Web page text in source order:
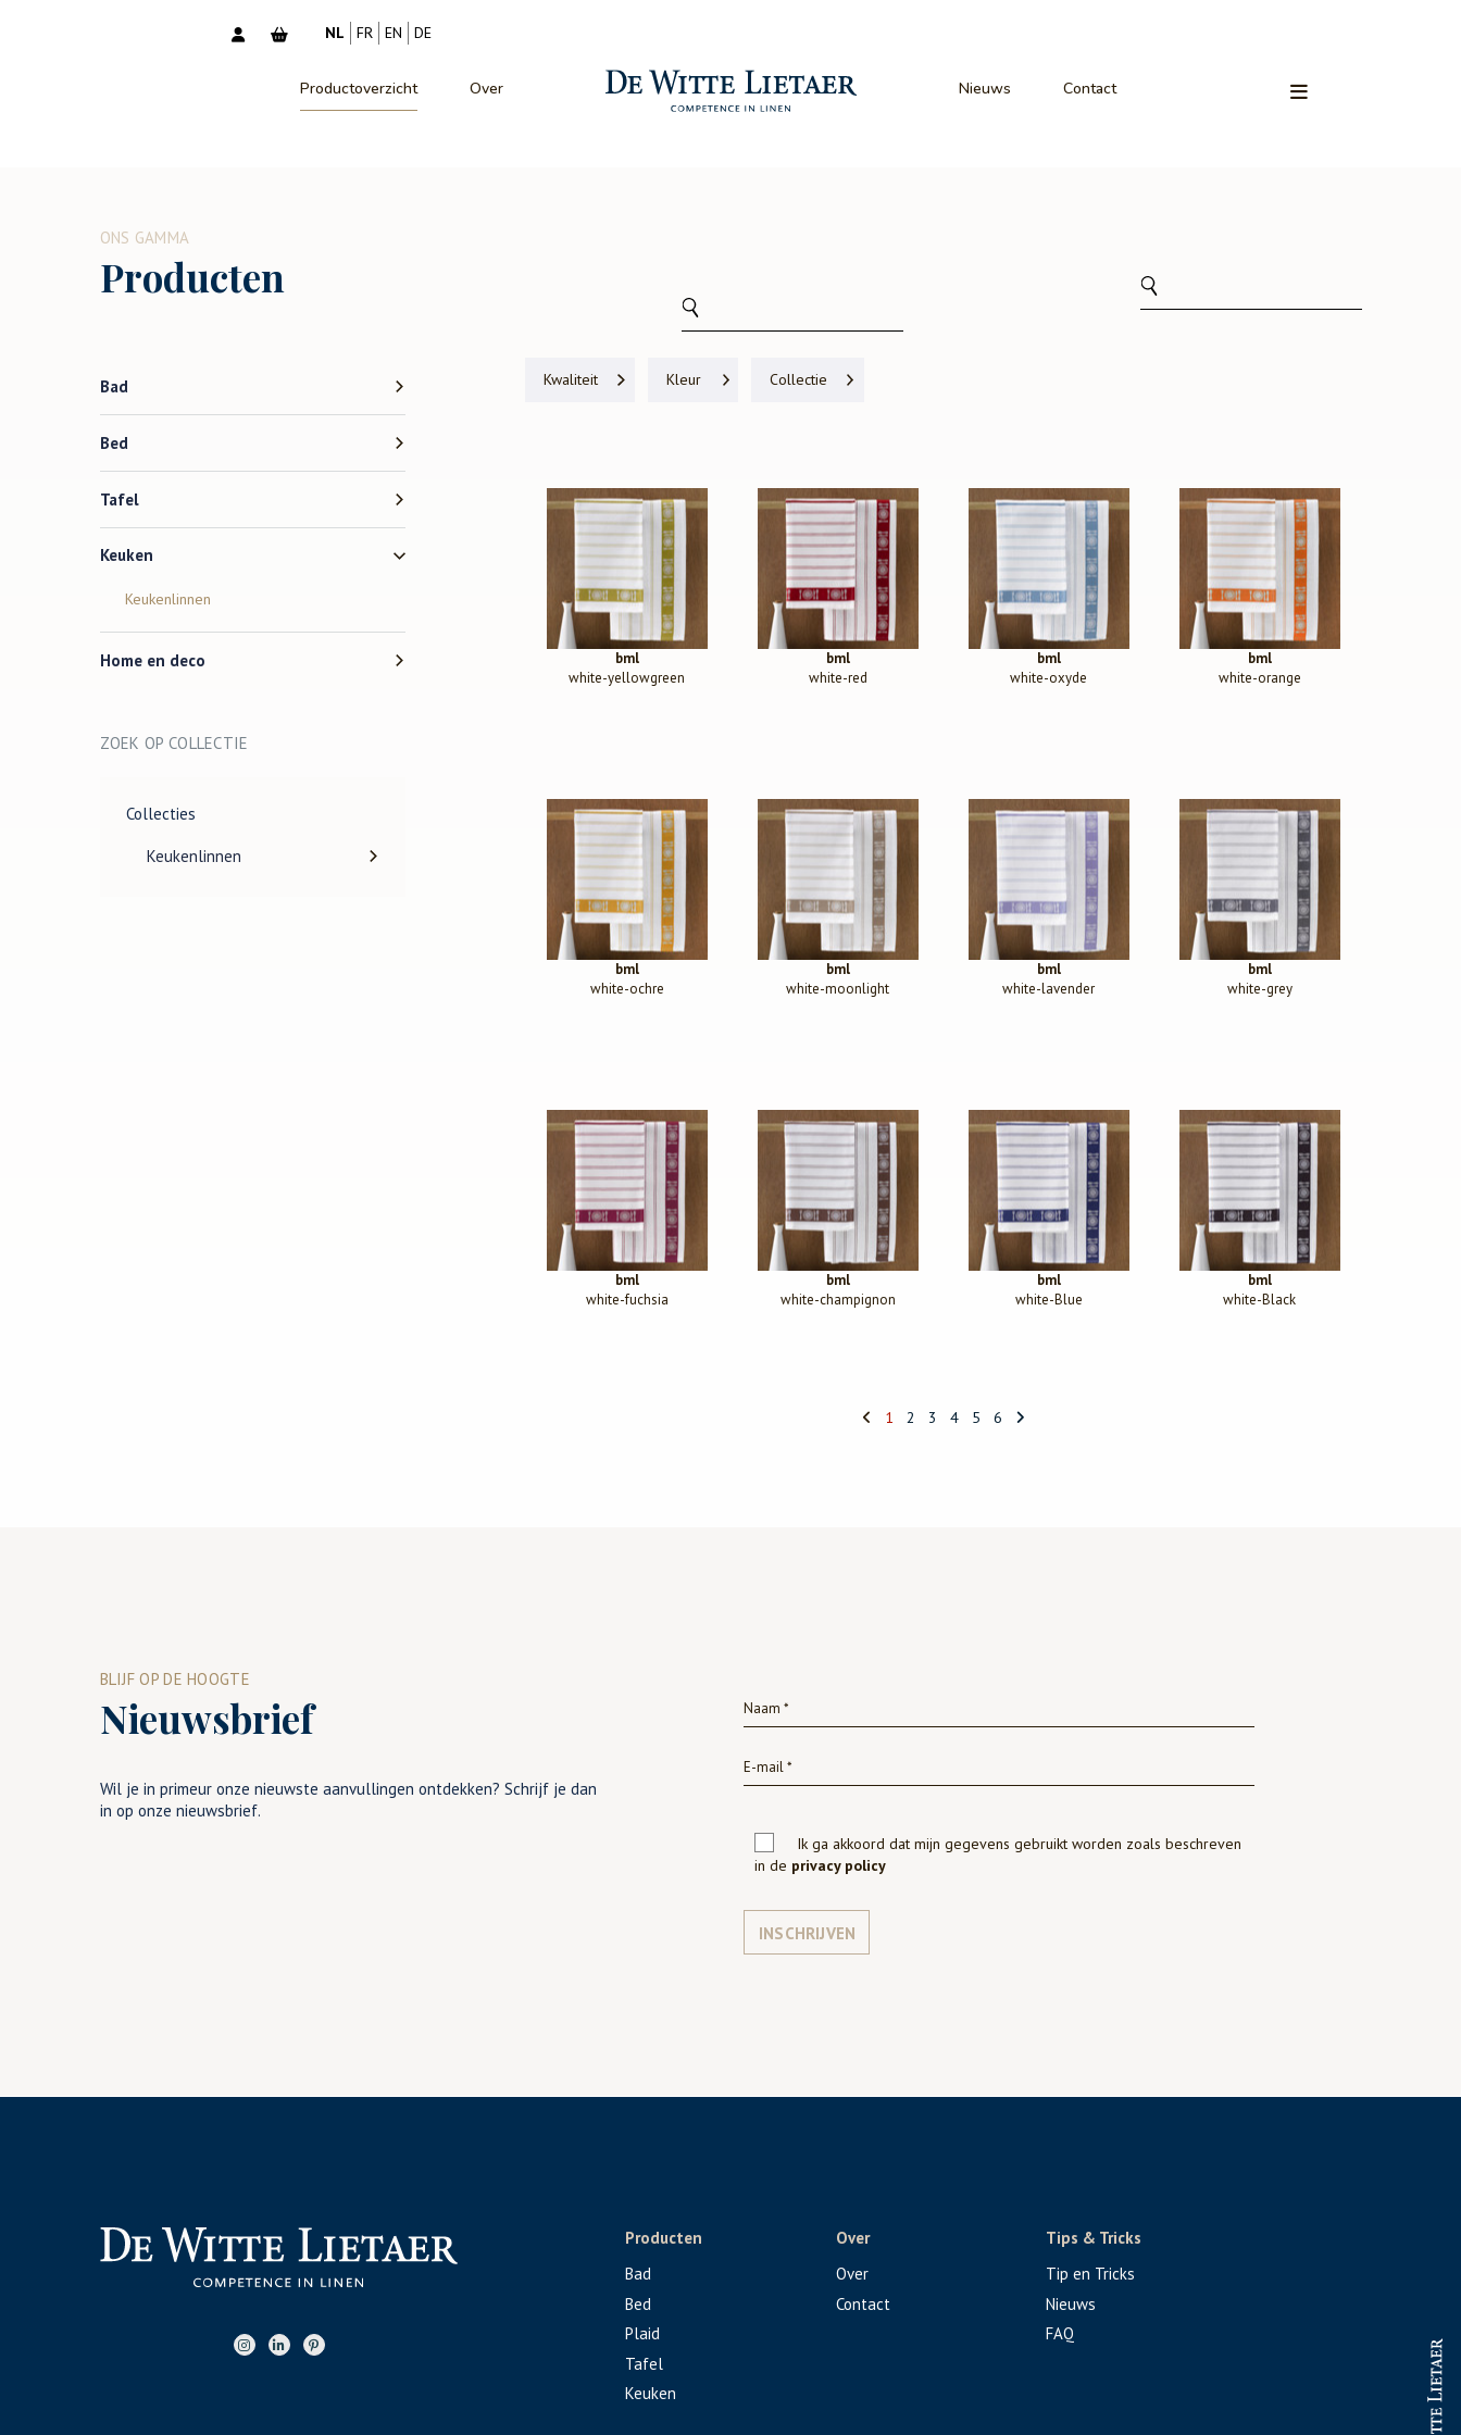
NL FR EN DE
Productoverzicht Over Nieuws Contact
ONS GAMMA
Producten
Bad
Bed
Tafel
Keuken
Keukenlinnen
Home en deco
ZOEK OP COLLECTIE
Collecties
Keukenlinnen
Kwaliteit Kleur Collectie
bml
white-yellowgreen
bml
white-red
bml
white-oxyde
bml
white-orange
bml
white-ochre
bml
white-moonlight
bml
white-lavender
bml
white-grey
bml
white-fuchsia
bml
white-champignon
bml
white-Blue
bml
white-Black
1 2 3 4 5 6
BLIJF OP DE HOOGTE
Nieuwsbrief
Wil je in primeur onze nieuwste aanvullingen ontdekken? Schrijf je dan
in op onze nieuwsbrief.
Ik ga akkoord dat mijn gegevens gebruikt worden zoals beschreven
in de privacy policy
INSCHRIJVEN
Producten
Bad
Bed
Plaid
Tafel
Keuken
Over
Over
Contact
Tips & Tricks
Tip en Tricks
Nieuws
FAQ